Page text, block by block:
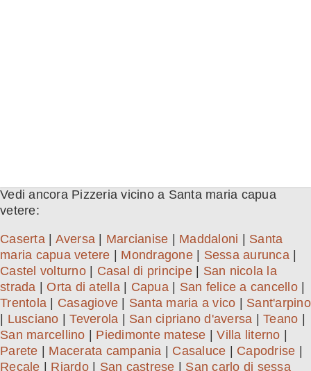
Vedi ancora Pizzeria vicino a Santa maria capua
vetere:
Caserta| Aversa Marcianise Maddaloni
Santa
maria capua vetere
Mondragone| Sessa aurunca|
Castel volturno| Casal di principe| San nicola la
strada
Orta di atella| Capua| San felice a cancello|
Trentola
Casagiove Santa maria a vico
Sant'arpino
Lusciano |Teverola San cipriano d'aversa Teano
San marcellino
Piedimonte matese |Villa literno
Parete
Macerata campania Casaluce Capodrise
Recale
Riardo| San castrese San carlo di sessa